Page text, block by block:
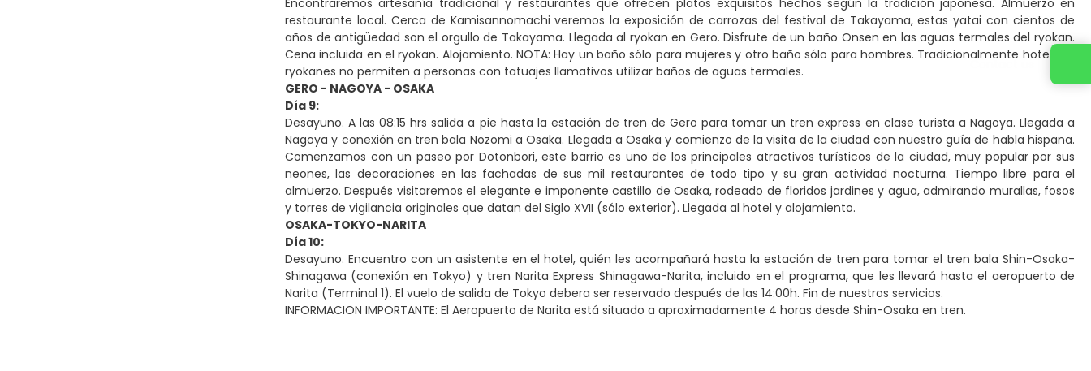
Encontraremos artesanía tradicional y restaurantes que ofrecen platos exquisitos hechos según la tradición japonesa. Almuerzo en
restaurante local. Cerca de Kamisannomachi veremos la exposición de carrozas del festival de Takayama, estas yatai con cientos de
años de antigüedad son el orgullo de Takayama. Llegada al ryokan en Gero. Disfrute de un baño Onsen en las aguas termales del ryokan.
Cena incluida en el ryokan. Alojamiento. NOTA: Hay un baño sólo para mujeres y otro baño sólo para hombres. Tradicionalmente hoteles y
ryokanes no permiten a personas con tatuajes llamativos utilizar baños de aguas termales.
GERO - NAGOYA - OSAKA
Día 9:
Desayuno. A las 08:15 hrs salida a pie hasta la estación de tren de Gero para tomar un tren express en clase turista a Nagoya. Llegada a
Nagoya y conexión en tren bala Nozomi a Osaka. Llegada a Osaka y comienzo de la visita de la ciudad con nuestro guía de habla hispana.
Comenzamos con un paseo por Dotonbori, este barrio es uno de los principales atractivos turísticos de la ciudad, muy popular por sus
neones, las decoraciones en las fachadas de sus mil restaurantes de todo tipo y su gran actividad nocturna. Tiempo libre para el
almuerzo. Después visitaremos el elegante e imponente castillo de Osaka, rodeado de floridos jardines y agua, admirando murallas, fosos
y torres de vigilancia originales que datan del Siglo XVII (sólo exterior). Llegada al hotel y alojamiento.
OSAKA-TOKYO-NARITA
Día 10:
Desayuno. Encuentro con un asistente en el hotel, quién les acompañará hasta la estación de tren para tomar el tren bala Shin-Osaka-
Shinagawa (conexión en Tokyo) y tren Narita Express Shinagawa-Narita, incluido en el programa, que les llevará hasta el aeropuerto de
Narita (Terminal 1). El vuelo de salida de Tokyo debera ser reservado después de las 14:00h. Fin de nuestros servicios.
INFORMACION IMPORTANTE: El Aeropuerto de Narita está situado a aproximadamente 4 horas desde Shin-Osaka en tren.
Contact us